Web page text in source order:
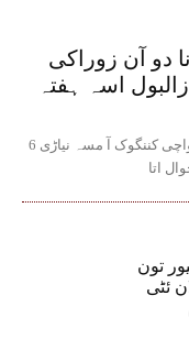
دو آن زوراکی
اسہ ہفتہ
کوئٹہ غان زوراکی ئٹ بیگواہی نا گواچی کننگوک آ مسہ نیاڑی 6
تون
ئٹی